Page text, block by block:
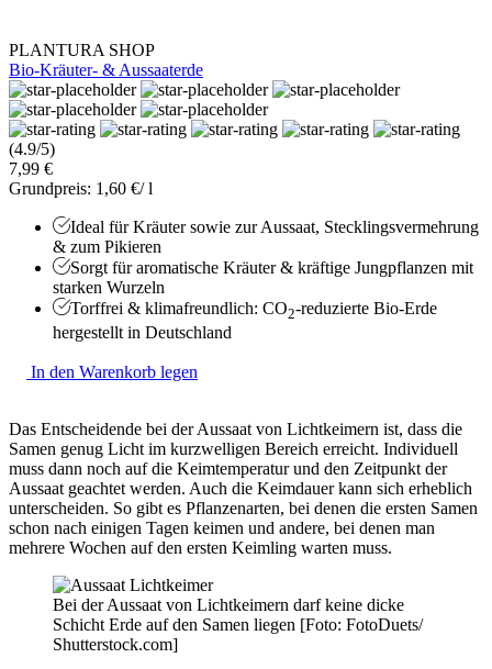
PLANTURA SHOP
Bio-Kräuter- & Aussaaterde
(4.9/5)
7,99 €
Grundpreis: 1,60 €/ l
Ideal für Kräuter sowie zur Aussaat, Stecklingsvermehrung
& zum Pikieren
Sorgt für aromatische Kräuter & kräftige Jungpflanzen mit
starken Wurzeln
Torffrei & klimafreundlich: CO2-reduzierte Bio-Erde
hergestellt in Deutschland
In den Warenkorb legen
Das Entscheidende bei der Aussaat von Lichtkeimern ist, dass die
Samen genug Licht im kurzwelligen Bereich erreicht. Individuell
muss dann noch auf die Keimtemperatur und den Zeitpunkt der
Aussaat geachtet werden. Auch die Keimdauer kann sich erheblich
unterscheiden. So gibt es Pflanzenarten, bei denen die ersten Samen
schon nach einigen Tagen keimen und andere, bei denen man
mehrere Wochen auf den ersten Keimling warten muss.
Bei der Aussaat von Lichtkeimern darf keine dicke
Schicht Erde auf den Samen liegen [Foto: FotoDuets/
Shutterstock.com]